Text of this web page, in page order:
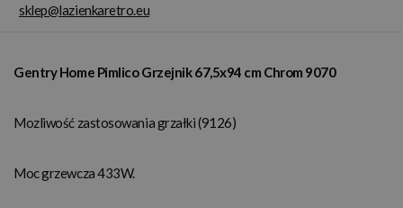
sklep@lazienkaretro.eu
Gentry Home Pimlico Grzejnik 67,5x94 cm Chrom 9070
Mozliwość zastosowania grzałki (9126)
Moc grzewcza 433W.